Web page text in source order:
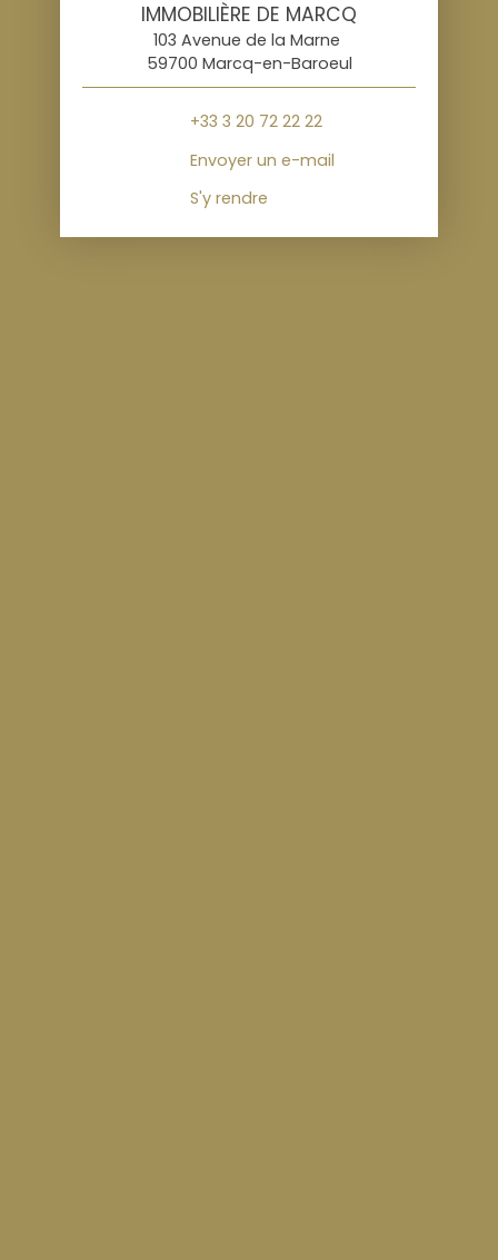
IMMOBILIÈRE DE MARCQ
103 Avenue de la Marne
59700 Marcq-en-Baroeul
+33 3 20 72 22 22
Envoyer un e-mail
S'y rendre